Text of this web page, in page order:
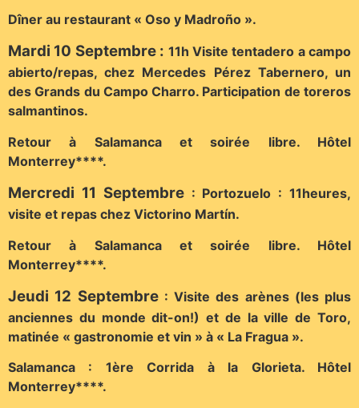
Dîner au restaurant « Oso y Madroño ».
Mardi 10 Septembre : 11h Visite tentadero a campo
abierto/repas, chez Mercedes Pérez Tabernero, un
des Grands du Campo Charro. Participation de toreros
salmantinos.
Retour à Salamanca et soirée libre. Hôtel
Monterrey****.
Mercredi 11 Septembre: Portozuelo : 11heures,
visite et repas chez Victorino Martín.
Retour à Salamanca et soirée libre. Hôtel
Monterrey****.
Jeudi 12 Septembre: Visite des arènes (les plus
anciennes du monde dit-on!) et de la ville de Toro,
matinée « gastronomie et vin » à « La Fragua ».
Salamanca : 1ère Corrida à la Glorieta. Hôtel
Monterrey****.